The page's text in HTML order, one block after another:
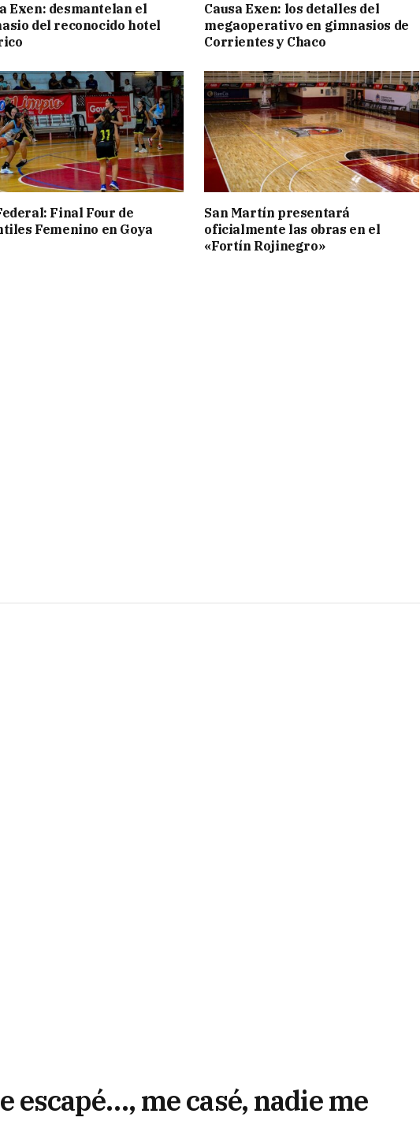
Exen: desmantelan el
del reconocido hotel
Causa Exen: los detalles del
megaoperativo en gimnasios de
Corrientes y Chaco
Final Four de
Femenino en Goya
San Martín presentará
oficialmente las obras en el
«Fortín Rojinegro»
escapé…, me casé, nadie me